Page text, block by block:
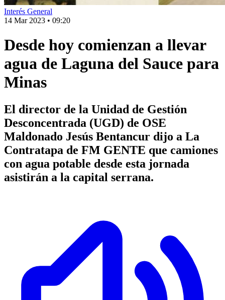
Interés General
14 Mar 2023 • 09:20
Desde hoy comienzan a llevar
agua de Laguna del Sauce para
Minas
El director de la Unidad de Gestión
Desconcentrada (UGD) de OSE
Maldonado Jesús Bentancur dijo a La
Contratapa de FM GENTE que camiones
con agua potable desde esta jornada
asistirán a la capital serrana.